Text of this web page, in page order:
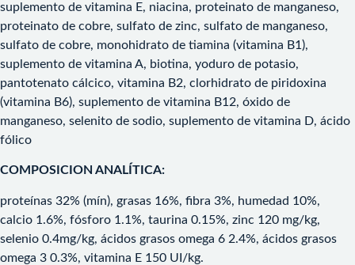
suplemento de vitamina E, niacina, proteinato de manganeso,
proteinato de cobre, sulfato de zinc, sulfato de manganeso,
sulfato de cobre, monohidrato de tiamina (vitamina B1),
suplemento de vitamina A, biotina, yoduro de potasio,
pantotenato cálcico, vitamina B2, clorhidrato de piridoxina
(vitamina B6), suplemento de vitamina B12, óxido de
manganeso, selenito de sodio, suplemento de vitamina D, ácido
fólico
COMPOSICION ANALÍTICA:
proteínas 32% (mín), grasas 16%, fibra 3%, humedad 10%,
calcio 1.6%, fósforo 1.1%, taurina 0.15%, zinc 120 mg/kg,
selenio 0.4mg/kg, ácidos grasos omega 6 2.4%, ácidos grasos
omega 3 0.3%, vitamina E 150 UI/kg.